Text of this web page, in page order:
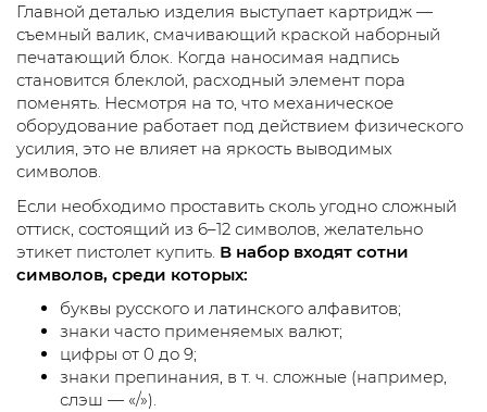
Главной деталью изделия выступает картридж —
съемный валик, смачивающий краской наборный
печатающий блок. Когда наносимая надпись
становится блеклой, расходный элемент пора
поменять. Несмотря на то, что механическое
оборудование работает под действием физического
усилия, это не влияет на яркость выводимых
символов.
Если необходимо проставить сколь угодно сложный
оттиск, состоящий из 6–12 символов, желательно
этикет пистолет купить. В набор входят сотни
символов, среди которых:
буквы русского и латинского алфавитов;
знаки часто применяемых валют;
цифры от 0 до 9;
знаки препинания, в т. ч. сложные (например,
слэш — «/»).